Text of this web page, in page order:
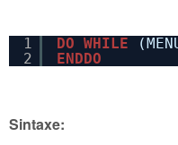
1
2
DO WHILE
ENDDO
Sintaxe: